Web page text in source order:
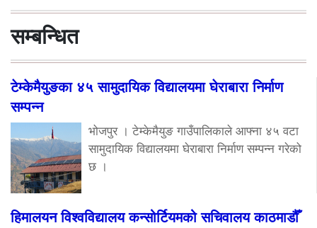
सम्बन्धित
टेम्केमैयुङका ४५ सामुदायिक विद्यालयमा घेराबारा निर्माण
सम्पन्न
भोजपुर । टेम्केमैयुङ गाउँपालिकाले आफ्ना ४५ वटा
सामुदायिक विद्यालयमा घेराबारा निर्माण सम्पन्न गरेको
छ ।
हिमालयन विश्वविद्यालय कन्सोर्टियमको सचिवालय काठमाडौँ